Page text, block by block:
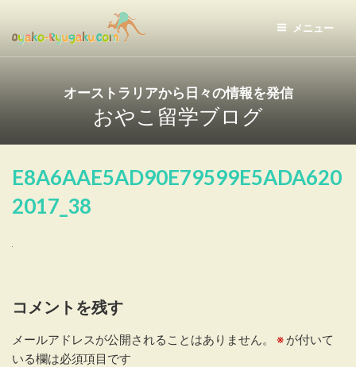
キ
おやこ留学ドットコム
メニュー
オーストラリアから日々の情報を発信
おやこ留学ブログ
E8A6AAE5AD90E79599E5ADA620
2017_38
コメントを残す
メールアドレスが公開されることはありません。 ※ が付いて
いる欄は必須項目です